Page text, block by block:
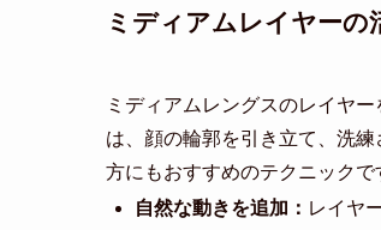
ミディアムレイヤーの
ミディアムレングスのレイヤ
は、顔の輪郭を引き立て、洗
方にもおすすめのテクニックで
自然な動きを追加： レイヤ